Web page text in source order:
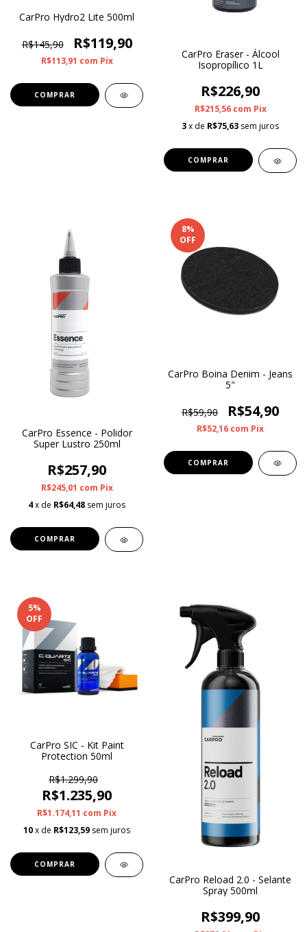
CarPro Hydro2 Lite 500ml
R$145,90 R$119,90
R$113,91 com Pix
CarPro Eraser - Álcool
Isopropílico 1L
R$226,90
R$215,56 com Pix
3x de R$75,63 sem juros
CarPro Essence - Polidor
Super Lustro 250ml
R$257,90
R$245,01 com Pix
4x de R$64,48 sem juros
8%
OFF
CarPro Boina Denim - Jeans
5"
R$59,90 R$54,90
R$52,16 com Pix
5%
OFF
CarPro SIC - Kit Paint
Protection 50ml
R$1.299,90
R$1.235,90
R$1.174,11 com Pix
10x de R$123,59 sem juros
CarPro Reload 2.0 - Selante
Spray 500ml
R$399,90